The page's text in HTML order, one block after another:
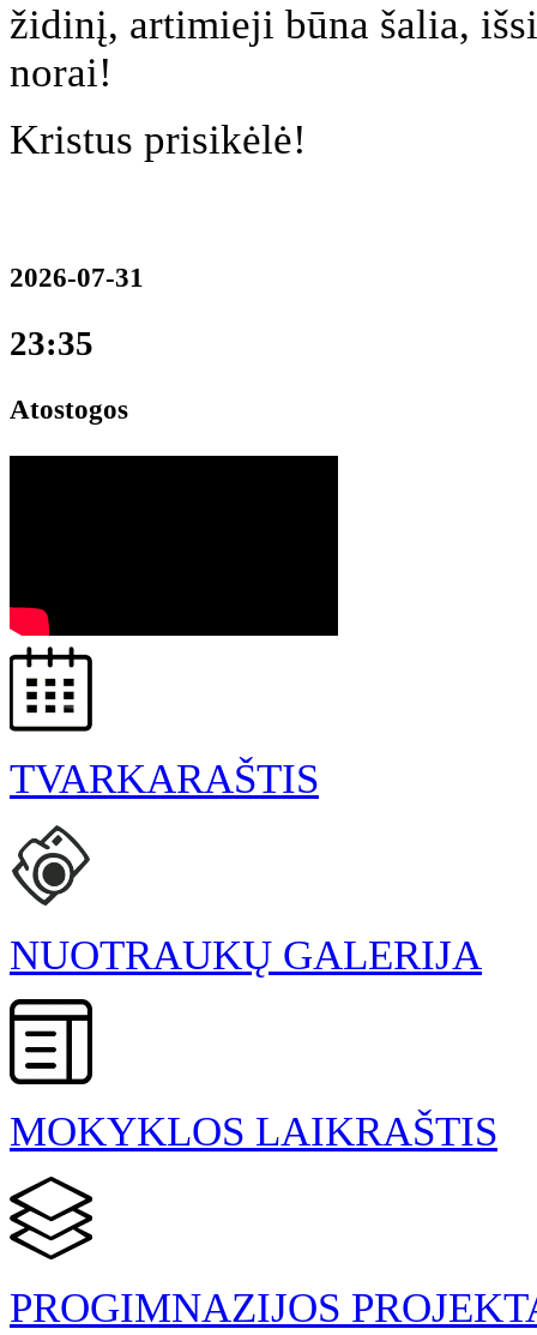
židinį, artimieji būna šalia,
norai!
Kristus prisikėlė!
2026-07-31
23:35
Atostogos
TVARKARAŠTIS
NUOTRAUKŲ GALERIJA
MOKYKLOS LAIKRAŠTIS
PROGIMNAZIJOS